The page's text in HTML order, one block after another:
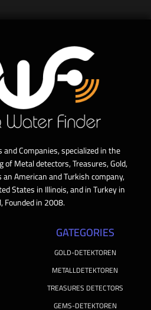
and Companies, specialized in the
of Metal detectors, Treasures, Gold,
American and Turkish company,
States in Illinois, and in Turkey in
Founded in 2008.
GATEGORIES
GOLD-DETEKTOREN
METALLDETEKTOREN
TREASURES DETECTORS
GEMS-DETEKTOREN